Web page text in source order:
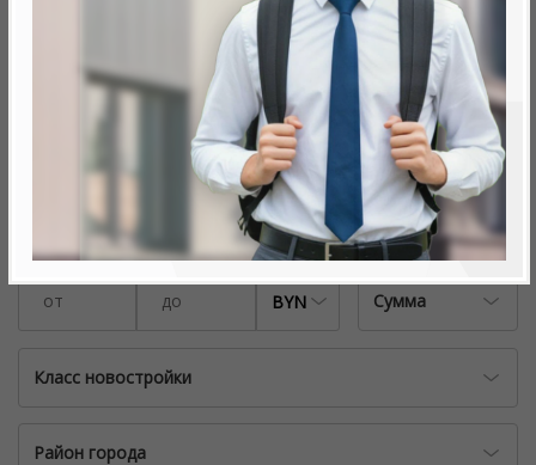
Объекты на карте
Количество комнат
2 3 4+
Стоимость
BYN Сумма
Класс новостройки
Район города